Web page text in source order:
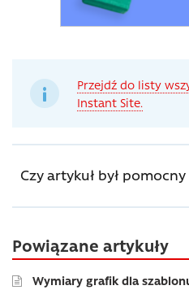
Przejdź do listy
Instant Site.
Czy artykuł był pomocny
Powiązane artykuły
Wymiary grafik dla